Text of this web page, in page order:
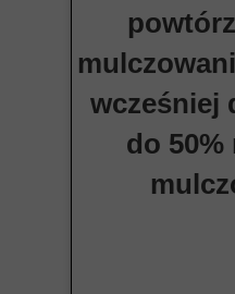
wcześniej
do 50%